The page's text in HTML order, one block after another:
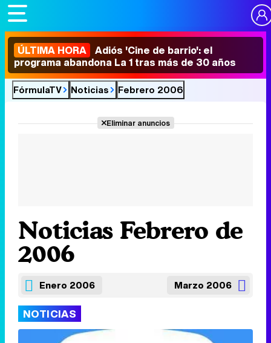
ÚLTIMA HORA Adiós 'Cine de barrio': el
programa abandona La 1 tras más de 30 años
FórmulaTV Noticias Febrero 2006
Eliminar anuncios
Noticias Febrero de
2006
Enero 2006 Marzo 2006
NOTICIAS